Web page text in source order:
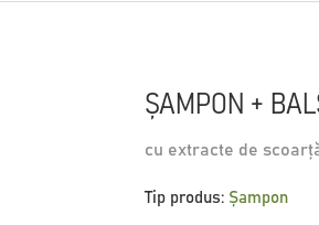
ȘAMPON +
cu extracte de
Tip produs: Șampon